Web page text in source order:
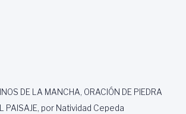
DE LA MANCHA, ORACIÓN DE PIEDRA
PAISAJE, por Natividad Cepeda